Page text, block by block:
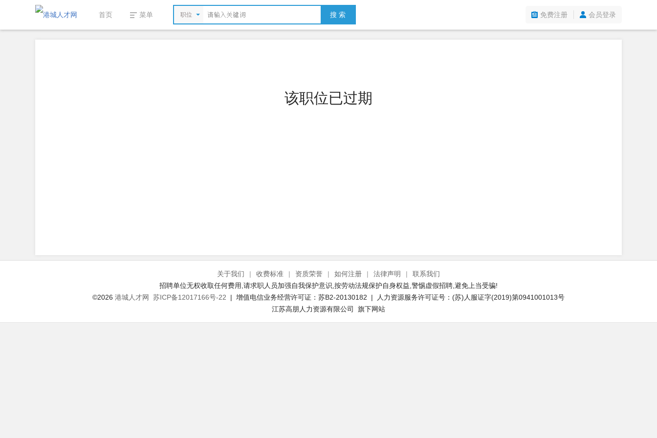
首页 菜单 职位 搜 索 免费注册 会员登录
该职位已过期
关于我们 | 收费标准 | 资质荣誉 | 如何注册 | 法律声明 |
联系我们
招聘单位无权收取任何费用,请求职人员加强自我保护意识,按劳动法规保护自身权益,警惕虚假招聘,避免上当受骗!
©2026 港城人才网 苏ICP备12017166号-22 | 增值电信业务经营许可证：苏B2-20130182 | 人力资源服务许可证号：(苏)人服证字(2019)第0941001013号
江苏高朋人力资源有限公司 旗下网站